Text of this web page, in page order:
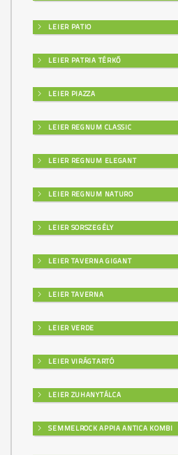
LEIER PATIO
LEIER PATRIA TÉRKŐ
LEIER PIAZZA
LEIER REGNUM CLASSIC
LEIER REGNUM ELEGANT
LEIER REGNUM NATURO
LEIER SORSZEGÉLY
LEIER TAVERNA GIGANT
LEIER TAVERNA
LEIER VERDE
LEIER VIRÁGTARTÓ
LEIER ZUHANYTÁLCA
SEMMELROCK APPIA ANTICA KOMBI